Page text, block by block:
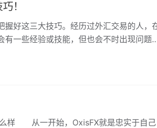
！
握好这三大技巧。经历过外汇交易的人，
有一些经验或技能，但也会不时出现问题
么样 从一开始，OxisFX就是忠实于自己